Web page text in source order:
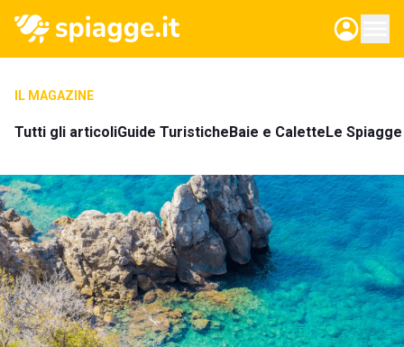
IL MAGAZINE
Tutti gli articoliGuide TuristicheBaie e CaletteLe